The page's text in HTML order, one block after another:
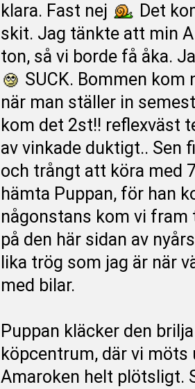
klara. Fast nej
Det
skit. Jag tänkte att min
ton, så vi borde få åka.
SUCK. Bommen
när man ställer in
kom det 2st!! reflexväst
av vinkade duktigt.. Sen
och trångt att köra med
hämta Puppan, för han
någonstans kom vi
på den här sidan av
lika trög som jag är när
med bilar.
Puppan kläcker den
köpcentrum, där vi möts
Amaroken helt plötsligt.